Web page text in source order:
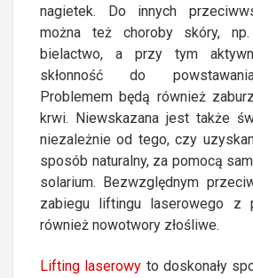
nagietek. Do innych
można też choroby skóry,
bielactwo, a przy tym
skłonność do
Problemem będą również
krwi. Niewskazana jest także
niezależnie od tego, czy
sposób naturalny, za pomocą
solarium. Bezwzględnym
zabiegu liftingu laserowego z
również nowotwory złośliwe.
Lifting laserowy to doskonały